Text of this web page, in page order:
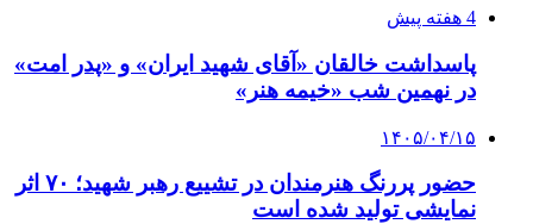
4 هفته پیش
پاسداشت خالقان «آقای شهید ایران» و «پدر امت»
در نهمین شب «خیمه هنر»
۱۴۰۵/۰۴/۱۵
حضور پررنگ هنرمندان در تشییع رهبر شهید؛ ۷۰ اثر
نمایشی تولید شده است